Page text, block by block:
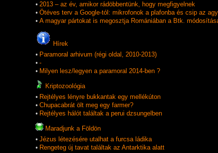
• 2013 – az év, amikor rádöbbentünk, hogy megfigyelnek
• Ötéves terv a Google-tól: mikrofonok a plafonba és csip az
• A magyar pártokat is megosztja Romániában a Btk.
Hí­rek
• Paramoral arhivum (régi oldal, 2010-2013)
• -
• Milyen lesz/legyen a paramoral 2014-ben ?
Kriptozoológia
• Rejtélyes lényre bukkantak egy mellékúton
• Chupacabrát ölt meg egy farmer?
• Rejtélyes hálót találtak a perui dzsungelben
Maradjunk a Földön
• Jézus létezésére utalhat a furcsa ládika
• Rengeteg új tavat találtak az Antarktika alatt